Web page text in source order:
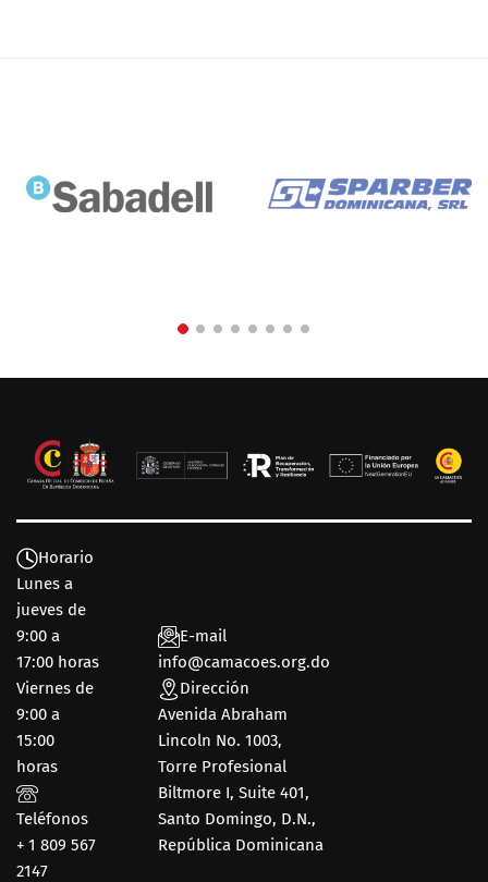
Horario
Lunes a
jueves de
9:00 a
17:00 horas
Viernes de
9:00 a
15:00
horas
Teléfonos
+ 1 809 567
2147
E-mail
info@camacoes.org.do
Dirección
Avenida Abraham
Lincoln No. 1003,
Torre Profesional
Biltmore I, Suite 401,
Santo Domingo, D.N.,
República Dominicana